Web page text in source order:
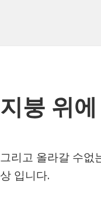
지붕 위에
그리고 올라갈 수없
상 입니다.